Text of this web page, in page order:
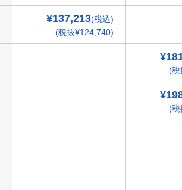
¥137,213(税込)
(税抜¥124,740)
(税
(税